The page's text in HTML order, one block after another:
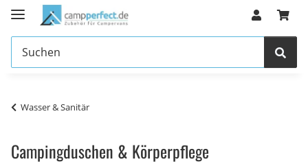
Wasser & Sanitär
Campingduschen & Körperpflege